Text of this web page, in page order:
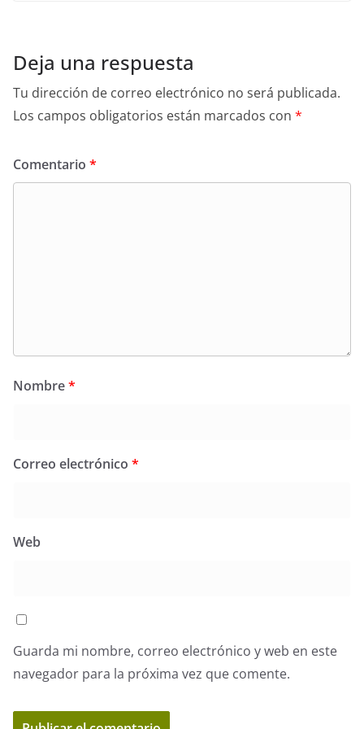
Deja una respuesta
Tu dirección de correo electrónico no será publicada.
Los campos obligatorios están marcados con *
Comentario *
Nombre*
Correo electrónico *
Web
Guarda mi nombre, correo electrónico y web en este
navegador para la próxima vez que comente.